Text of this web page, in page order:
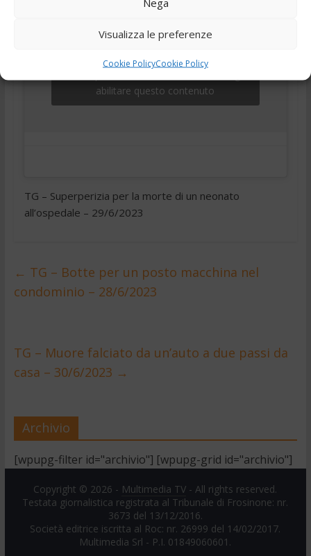
Visualizza le preferenze
Cookie PolicyCookie Policy
abilitare questo contenuto
TG – Superperizia per la morte di un neonato
all’ospedale – 29/6/2023
← TG – Botte per un posto macchina nel
condominio – 28/6/2023
TG – Muore falciato da un’auto a due passi da
casa – 30/6/2023 →
Archivio
[wpupg-filter id="archivio"] [wpupg-grid id="archivio"]
Copyright © 2026 - Multimedia TV - All rights reserved.
Testata giornalistica registrata al Tribunale di Frosinone: nr.
3673 del 13/12/2016.
Società editrice iscritta al Roc: nr. 26999 del 14/02/2017.
Multimedia Srl - P.I. 01849060601.